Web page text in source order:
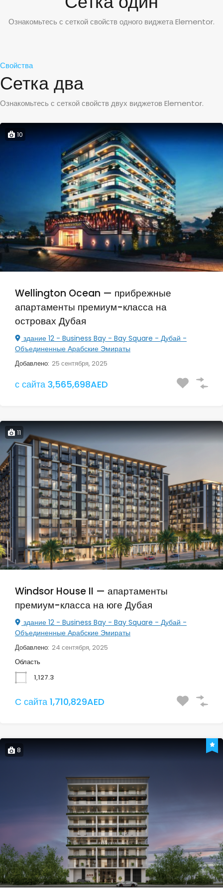
Ознакомьтесь с сеткой свойств одного виджета Elementor.
Свойства
Сетка два
Ознакомьтесь с сеткой свойств двух виджетов Elementor.
10
Wellington Ocean — прибрежные
апартаменты премиум-класса на
островах Дубая
здание 12 - Business Bay - Bay Square - Дубай -
Объединенные Арабские Эмираты
Добавлено: 25 сентября, 2025
с сайта 3,565,698AED
11
Windsor House II — апартаменты
премиум-класса на юге Дубая
здание 12 - Business Bay - Bay Square - Дубай -
Объединенные Арабские Эмираты
Добавлено: 24 сентября, 2025
Область
1,127.3
С сайта 1,710,829AED
8